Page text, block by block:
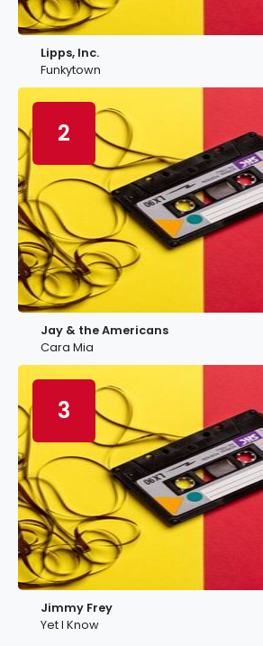
Lipps, Inc.
Funkytown
2
Jay & the Americans
Cara Mia
3
Jimmy Frey
Yet I Know